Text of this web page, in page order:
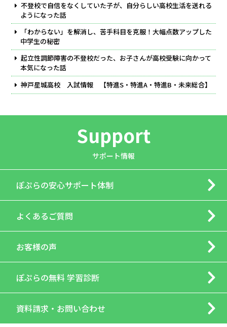
不登校で自信をなくしていた子が、自分らしい高校生活を送れる
ようになった話
「わからない」を解消し、苦手科目を克服！大幅点数アップした
中学生の秘密
起立性調節障害の不登校だった、お子さんが高校受験に向かって
本気になった話
神戸星城高校 入試情報 【特進S・特進A・特進B・未来総合】
Support
サポート情報
ぽぷらの安心サポート体制
よくあるご質問
お客様の声
ぽぷらの無料 学習診断
資料請求・ お問い合わせ